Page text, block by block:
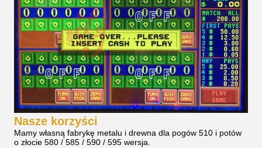
Nasze korzyści
Mamy własną fabrykę metalu i drewna dla pogów 510 i potów
o złocie 580 / 585 / 590 / 595 wersja.